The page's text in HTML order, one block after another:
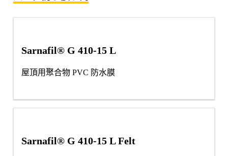
Sarnafil® G 410-15 L
屋頂用聚合物 PVC 防水膜
Sarnafil® G 410-15 L Felt